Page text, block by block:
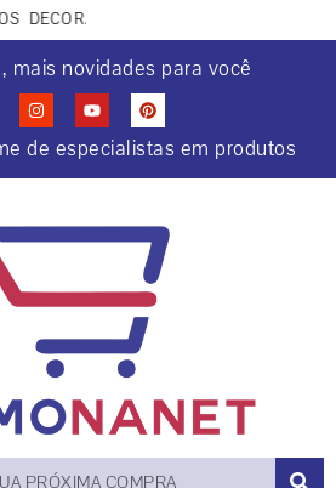
DECORATIVOS COCRIAÇÕES COM
mais novidades para você
de especialistas em produtos